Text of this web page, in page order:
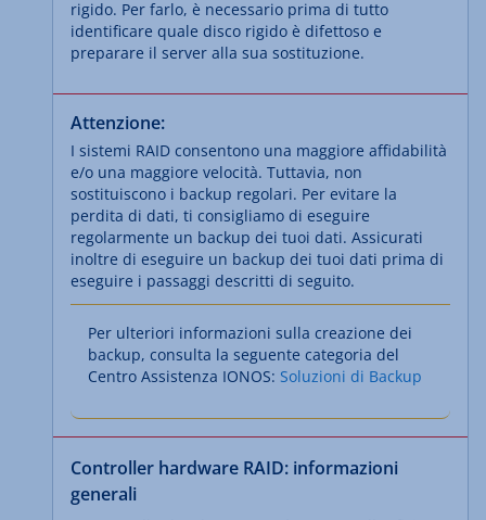
rigido. Per farlo, è necessario prima di tutto
identificare quale disco rigido è difettoso e
preparare il server alla sua sostituzione.
Attenzione:
I sistemi RAID consentono una maggiore affidabilità
e/o una maggiore velocità. Tuttavia, non
sostituiscono i backup regolari. Per evitare la
perdita di dati, ti consigliamo di eseguire
regolarmente un backup dei tuoi dati. Assicurati
inoltre di eseguire un backup dei tuoi dati prima di
eseguire i passaggi descritti di seguito.
Per ulteriori informazioni sulla creazione dei
backup, consulta la seguente categoria del
Centro Assistenza IONOS: Soluzioni di Backup
Controller hardware RAID: informazioni
generali